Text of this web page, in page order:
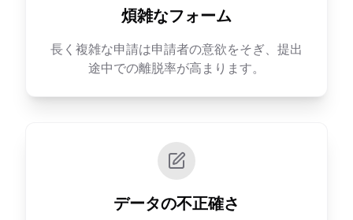
煩雑なフォーム
長く複雑な申請は申請者の意欲をそぎ、提出
途中での離脱率が高まります。
データの不正確さ